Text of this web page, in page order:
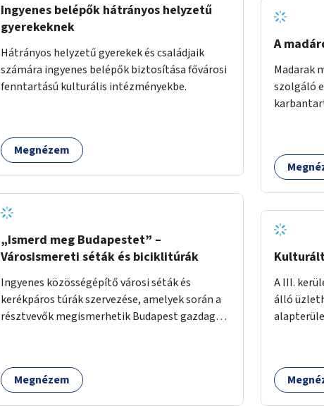
Ingyenes belépők hátrányos helyzetű
gyerekeknek
Hátrányos helyzetű gyerekek és családjaik
számára ingyenes belépők biztosítása fővárosi
fenntartású kulturális intézményekbe.
Megnézem
„Ismerd meg Budapestet” –
Városismereti séták és biciklitúrák
Ingyenes közösségépítő városi séták és
kerékpáros túrák szervezése, amelyek során a
résztvevők megismerhetik Budapest gazdag
mozgás népszerűsítésével mindenki számára
nagy élményt nyújthat.
Megnézem
A
Madarak
szolgáló
A III.
álló